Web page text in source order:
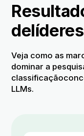
de
Veja como as
dominar a
classificação
LLMs.